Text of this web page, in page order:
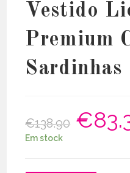
Vestido
Premium
Sardinhas
€138.90
O
preço
original
€
Em stock